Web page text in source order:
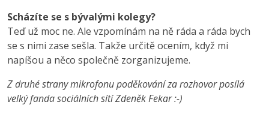
Scházíte se s bývalými kolegy?
Teď už moc ne. Ale vzpomínám na ně ráda a ráda bych
se s nimi zase sešla. Takže určitě ocením, když mi
napíšou a něco společně zorganizujeme.
Z druhé strany mikrofonu poděkování za rozhovor posílá
velký fanda sociálních sítí Zdeněk Fekar :-)